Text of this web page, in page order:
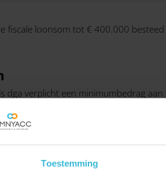
Toestemming
fiscale loonsom tot € 400.000
dga verplicht een minimumbedrag
jou als dga of het loon van de meest
loon wordt belast in box 1, dus